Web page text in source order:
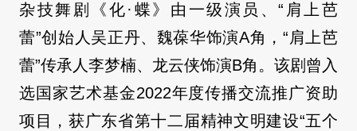
杂技舞剧《化·蝶》由一级演员、“肩上芭
蕾”创始人吴正丹、魏葆华饰演A角，“肩上芭
蕾”传承人李梦楠、龙云侠饰演B角。该剧曾入
选国家艺术基金2022年度传播交流推广资助
项目，获广东省第十二届精神文明建设“五个